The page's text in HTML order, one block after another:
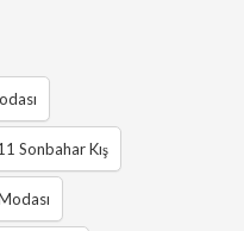
Sonbahar Kış